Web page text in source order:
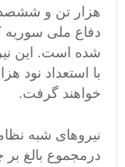
هزار تن و
شده است. این
با استعداد نود
خواهند گرفت.
نیروهای شبه
درمجموع بالغ